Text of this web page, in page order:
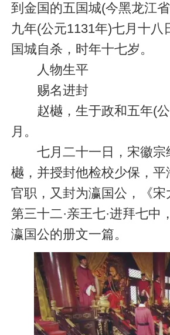
到金国的五国城(今黑龙江
九年(公元1131年)七月十八
国城自杀，时年十七岁。
人物生平
赐名进封
赵樾，生于政和五年(公
月。
七月二十一日，宋徽宗
樾，并授封他检校少保，平
官职，又封为瀛国公，《宋
第三十二·亲王七·进拜七中
瀛国公的册文一篇。